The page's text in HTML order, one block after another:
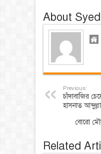
About
Previous:
চাঁদাবাজির
হাসনাত
বোরো
Related